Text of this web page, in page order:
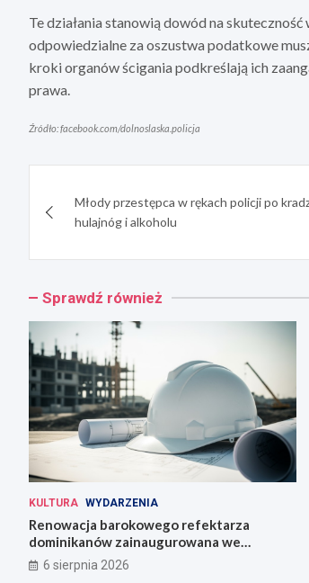
Te działania stanowią dowód na
odpowiedzialne za oszustwa podatkowe
kroki organów ścigania podkreślają ich
prawa.
Źródło: facebook.com/dolnoslaska.policja
wpisuMłody przestępca w rękach policji po
hulajnóg i alkoholu
Sprawdź również
KULTURA WYDARZENIA
Renowacja barokowego refektarza
dominikanów zainaugurowana we
Wrocławiu
6 sierpnia 2026